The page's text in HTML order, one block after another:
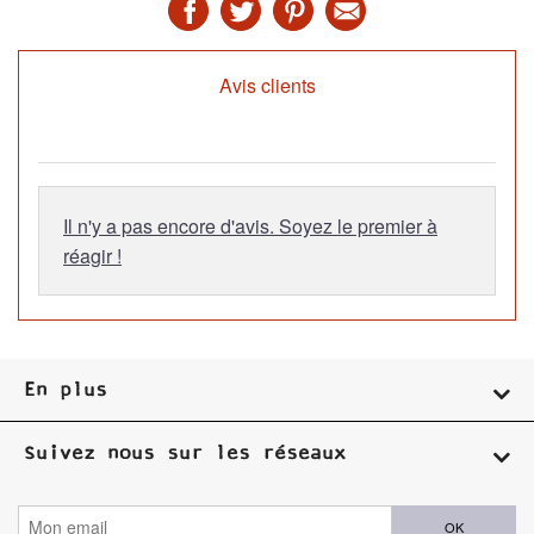
Avis clients
Il n'y a pas encore d'avis. Soyez le premier à
réagir !
En plus
Suivez nous sur les réseaux
OK